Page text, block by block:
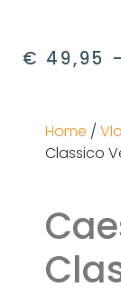
€ 49,95 -
Home /
Classico